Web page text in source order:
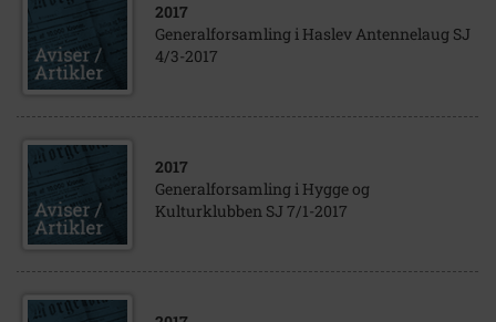
2017
Generalforsamling i Haslev Antennelaug SJ
4/3-2017
2017
Generalforsamling i Hygge og
Kulturklubben SJ 7/1-2017